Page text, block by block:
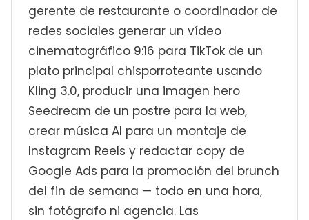
gerente de restaurante o coordinador de
redes sociales generar un vídeo
cinematográfico 9:16 para TikTok de un
plato principal chisporroteante usando
Kling 3.0, producir una imagen hero
Seedream de un postre para la web,
crear música AI para un montaje de
Instagram Reels y redactar copy de
Google Ads para la promoción del brunch
del fin de semana — todo en una hora,
sin fotógrafo ni agencia. Las